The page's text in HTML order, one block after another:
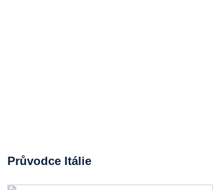
Průvodce Itálie